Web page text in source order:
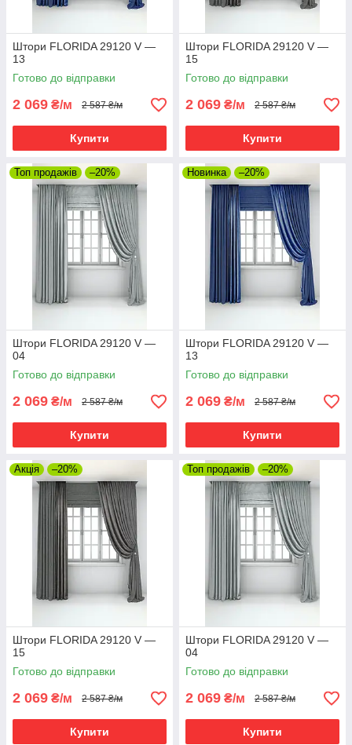
Штори FLORIDA 29120 V —
13
Готово до відправки
2 069 ₴/м 2 587 ₴/м
Купити
Штори FLORIDA 29120 V —
15
Готово до відправки
2 069 ₴/м 2 587 ₴/м
Купити
Топ продажів –20%
Штори FLORIDA 29120 V —
04
Готово до відправки
2 069 ₴/м 2 587 ₴/м
Купити
Новинка –20%
Штори FLORIDA 29120 V —
13
Готово до відправки
2 069 ₴/м 2 587 ₴/м
Купити
Акція –20%
Штори FLORIDA 29120 V —
15
Готово до відправки
2 069 ₴/м 2 587 ₴/м
Купити
Топ продажів –20%
Штори FLORIDA 29120 V —
04
Готово до відправки
2 069 ₴/м 2 587 ₴/м
Купити